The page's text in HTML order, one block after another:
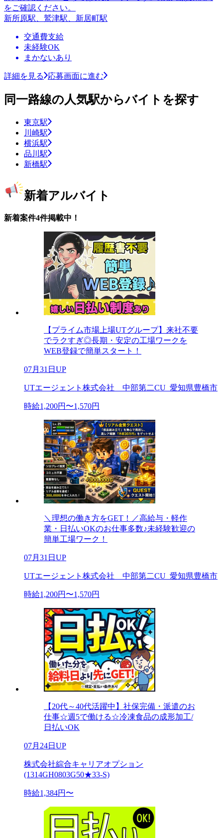
をご確認ください。
新所原駅、鷲津駅、新居町駅
交通費支給
未経験OK
まかないあり
詳細を見る 応募画面に進む
同一路線の人気駅からバイトを探す
東京駅
川崎駅
横浜駅
品川駅
新橋駅
新着アルバイト
新着案件4件掲載中！
【プライム市場上場UTグループ】来社不要
でラクすぎ◎長期・安定の工場ワークを
WEB登録で簡単スタート！
07月31日UP
UTエージェント株式会社 中部第二CU_愛知県豊橋市
時給1,200円〜1,570円
＼理想の働き方をGET！／高給与・軽作
業・日払いOKのお仕事多数♪未経験歓迎の
簡単工場ワーク！
07月31日UP
UTエージェント株式会社 中部第二CU_愛知県豊橋市
時給1,200円〜1,570円
【20代～40代活躍中】社保完備・派遣のお
仕事☆週5で働ける☆冷凍食品の成形加工/
日払いOK
07月24日UP
株式会社綜合キャリアオプション
(1314GH0803G50★33-S)
時給1,384円〜